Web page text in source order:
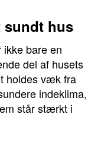
sundt hus
bare en
del af husets
holdes væk fra
indeklima,
står stærkt i